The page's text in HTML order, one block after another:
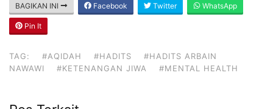
BAGIKAN INI Facebook Twitter WhatsApp
Pin It
TAG: #AQIDAH #HADITS
#HADITS ARBAIN
NAWAWI
#KETENANGAN JIWA #MENTAL HEALTH